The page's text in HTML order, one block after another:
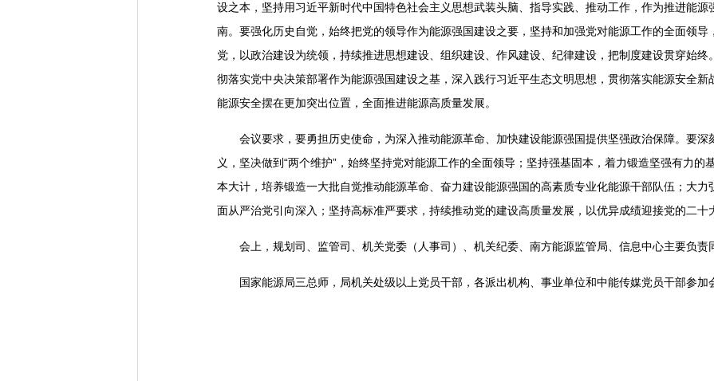
设之本，坚持用习近平新时代中国特色社会主义思想武装头脑、指导实践、推动工作，作为推进能源
南。要强化历史自觉，始终把党的领导作为能源强国建设之要，坚持和加强党对能源工作的全面领导
党，以政治建设为统领，持续推进思想建设、组织建设、作风建设、纪律建设，把制度建设贯穿始终
彻落实党中央决策部署作为能源强国建设之基，深入践行习近平生态文明思想，贯彻落实能源安全新
能源安全摆在更加突出位置，全面推进能源高质量发展。
会议要求，要勇担历史使命，为深入推动能源革命、加快建设能源强国提供坚强政治保障。要深
义，坚决做到“两个维护”，始终坚持党对能源工作的全面领导；坚持强基固本，着力锻造坚强有力的
本大计，培养锻造一大批自觉推动能源革命、奋力建设能源强国的高素质专业化能源干部队伍；大力
面从严治党引向深入；坚持高标准严要求，持续推动党的建设高质量发展，以优异成绩迎接党的二十
会上，规划司、监管司、机关党委（人事司）、机关纪委、南方能源监管局、信息中心主要负责
国家能源局三总师，局机关处级以上党员干部，各派出机构、事业单位和中能传媒党员干部参加